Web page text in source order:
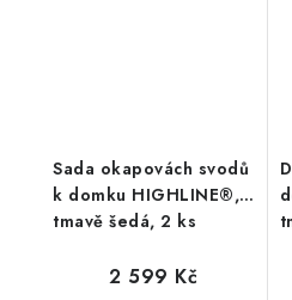
Sada okapovách svodů
k domku HIGHLINE®,
tmavě šedá, 2 ks
2 599 Kč